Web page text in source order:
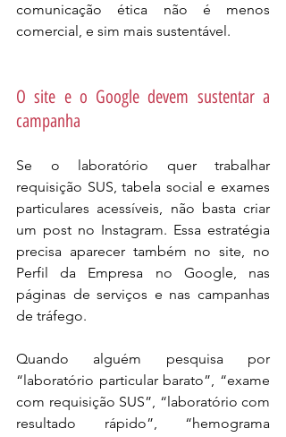
comunicação ética não é menos
comercial, e sim mais sustentável.
O site e o Google devem sustentar a
campanha
Se o laboratório quer trabalhar
requisição SUS, tabela social e exames
particulares acessíveis, não basta criar
um post no Instagram. Essa estratégia
precisa aparecer também no site, no
Perfil da Empresa no Google, nas
páginas de serviços e nas campanhas
de tráfego.
Quando alguém pesquisa por
“laboratório particular barato”, “exame
com requisição SUS”, “laboratório com
resultado rápido”, “hemograma